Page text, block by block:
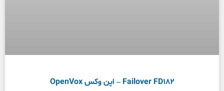
Failover FD182 – اپن وکس OpenVox